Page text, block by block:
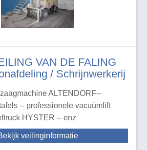
VAN DE FALING
/ Schrijnwerkerij
ALTENDORF--
-- professionele vacuümlift
HYSTER -- enz
veilinginformatie